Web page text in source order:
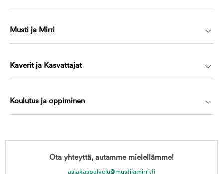
Musti ja Mirri
Kaverit ja Kasvattajat
Koulutus ja oppiminen
Ota yhteyttä, autamme mielellämme!
asiakaspalvelu@mustijamirri.fi